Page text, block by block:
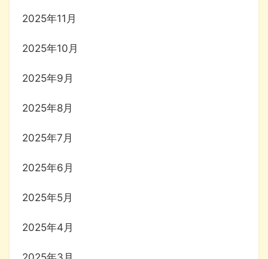
2025年11月
2025年10月
2025年9月
2025年8月
2025年7月
2025年6月
2025年5月
2025年4月